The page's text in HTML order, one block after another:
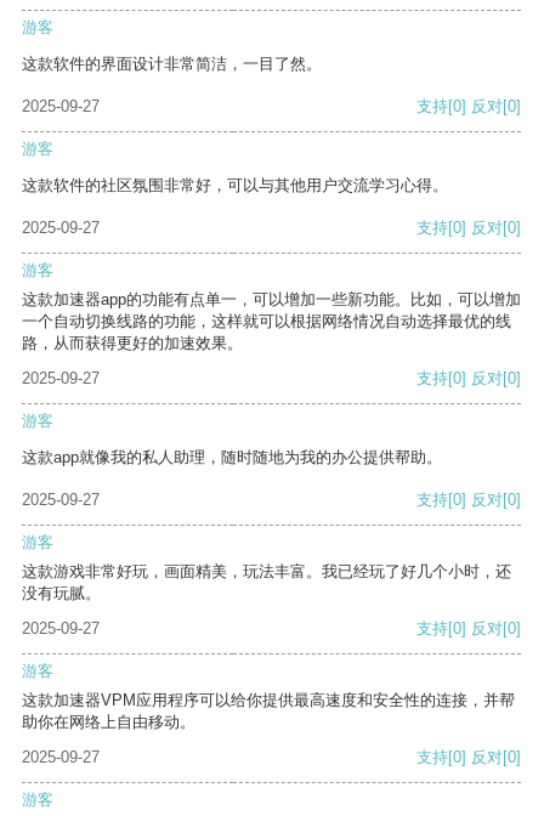
游客
这款软件的界面设计非常简洁，一目了然。
2025-09-27 支持[0] 反对[0]
游客
这款软件的社区氛围非常好，可以与其他用户交流学习心得。
2025-09-27 支持[0] 反对[0]
游客
这款加速器app的功能有点单一，可以增加一些新功能。比如，可以增加
一个自动切换线路的功能，这样就可以根据网络情况自动选择最优的线
路，从而获得更好的加速效果。
2025-09-27
支持[0] 反对[0]
游客
这款app就像我的私人助理，随时随地为我的办公提供帮助。
2025-09-27 支持[0] 反对[0]
游客
这款游戏非常好玩，画面精美，玩法丰富。我已经玩了好几个小时，还
没有玩腻。
2025-09-27
支持[0] 反对[0]
游客
这款加速器VPM应用程序可以给你提供最高速度和安全性的连接，并帮
助你在网络上自由移动。
2025-09-27
支持[0] 反对[0]
游客